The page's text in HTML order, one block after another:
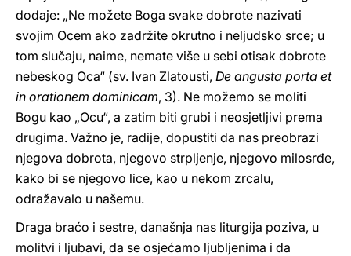
dodaje: „Ne možete Boga svake dobrote nazivati
svojim Ocem ako zadržite okrutno i neljudsko srce; u
tom slučaju, naime, nemate više u sebi otisak dobrote
nebeskog Oca“ (sv. Ivan Zlatousti, De angusta porta et
in orationem dominicam, 3). Ne možemo se moliti
Bogu kao „Ocu“, a zatim biti grubi i neosjetljivi prema
drugima. Važno je, radije, dopustiti da nas preobrazi
njegova dobrota, njegovo strpljenje, njegovo milosrđe,
kako bi se njegovo lice, kao u nekom zrcalu,
odražavalo u našemu.
Draga braćo i sestre, današnja nas liturgija poziva, u
molitvi i ljubavi, da se osjećamo ljubljenima i da